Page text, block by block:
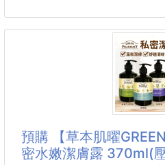
最讓人喜歡的是它淡淡的薄
洗的時候帶來輕柔微涼感，
是剛剛好的清新舒適！
🌸 植物密語 私密肌清潔慕
一瓶專為「私密之處」打造
從今天起，讓妳的私密肌也
🔬專利級呵護關鍵配方升級
💖 蔓越莓精華｜富含原花青
預購 【草本肌曜
密水嫩潔膚露 370ml(